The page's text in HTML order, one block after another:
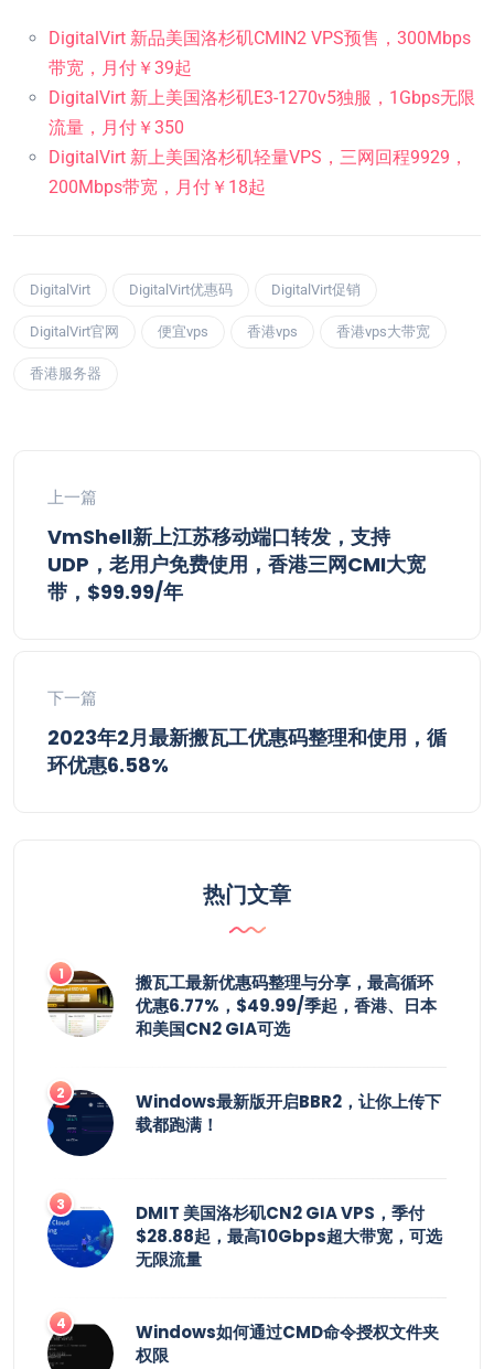
DigitalVirt 新品美国洛杉矶CMIN2 VPS预售，300Mbps
带宽，月付￥39起
DigitalVirt 新上美国洛杉矶E3-1270v5独服，1Gbps无限
流量，月付￥350
DigitalVirt 新上美国洛杉矶轻量VPS，三网回程9929，
200Mbps带宽，月付￥18起
DigitalVirt DigitalVirt优惠码 DigitalVirt促销
DigitalVirt官网 便宜vps 香港vps 香港vps大带宽
香港服务器
上一篇
VmShell新上江苏移动端口转发，支持
UDP，老用户免费使用，香港三网CMI大宽
带，$99.99/年
下一篇
2023年2月最新搬瓦工优惠码整理和使用，循
环优惠6.58%
热门文章
搬瓦工最新优惠码整理与分享，最高循环
优惠6.77%，$49.99/季起，香港、日本
和美国CN2 GIA可选
Windows最新版开启BBR2，让你上传下
载都跑满！
DMIT 美国洛杉矶CN2 GIA VPS，季付
$28.88起，最高10Gbps超大带宽，可选
无限流量
Windows如何通过CMD命令授权文件夹
权限